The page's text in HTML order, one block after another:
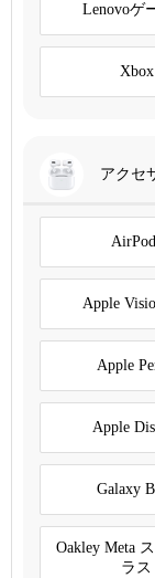
Lenovoゲ
Xbox
アクセ
Apple
Apple
Apple
Galaxy
Oakley Meta
ラス